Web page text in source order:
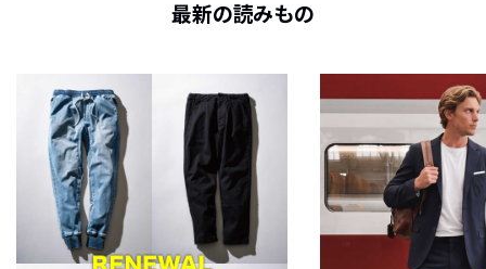
最新の読みもの